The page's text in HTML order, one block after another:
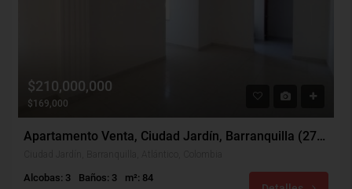
$210,000,000
$169,000
Apartamento Venta, Ciudad Jardín, Barranquilla (27916)
Alcobas: 3 Baños: 3
m²: 84